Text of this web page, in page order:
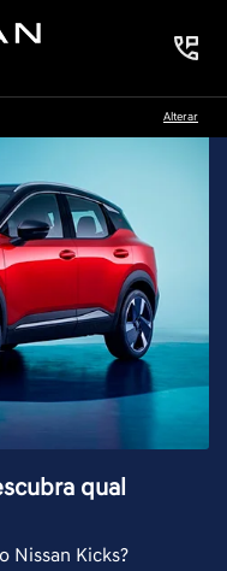
Alterar
qual
Nissan Kicks?